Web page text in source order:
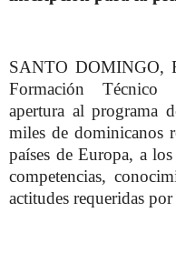
SANTO DOMINGO,
Formación Técnico
apertura al programa
miles de dominicanos
países de Europa, a
competencias,
actitudes requeridas